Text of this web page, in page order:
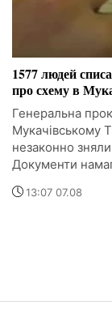
1577 людей
про схему в
Генеральна
Мукачівському
незаконно
Документи
13:07 07.08